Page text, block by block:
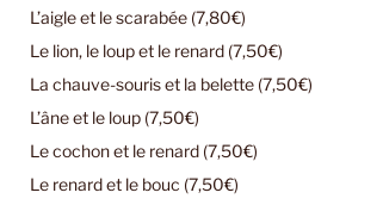
L’aigle et le scarabée (7,80€)
Le lion, le loup et le renard (7,50€)
La chauve-souris et la belette (7,50€)
L’âne et le loup (7,50€)
Le cochon et le renard (7,50€)
Le renard et le bouc (7,50€)